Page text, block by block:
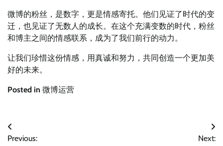
微博的粉丝，是数字，更是情感寄托。他们见证了时代的变
迁，也见证了无数人的成长。在这个充满变数的时代，粉丝
和博主之间的情感联系，成为了我们前行的动力。
让我们珍惜这份情感，用真诚和努力，共同创造一个更加美
好的未来。
Posted in 微博运营
文
Previous:
Next: